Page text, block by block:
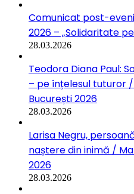
Comunicat post-
2026 – „Solidaritate
28.03.2026
Teodora Diana Paul:
– pe înțelesul tuturor
București 2026
28.03.2026
Larisa Negru,
naștere din inimă /
2026
28.03.2026